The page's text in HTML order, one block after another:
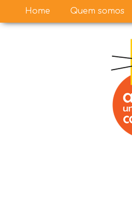
Home Quem somos